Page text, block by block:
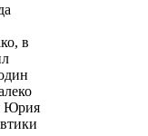
в
Юрия